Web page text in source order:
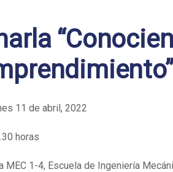
11 de abril, 2022
horas
MEC 1-4, Escuela de Ingeniería